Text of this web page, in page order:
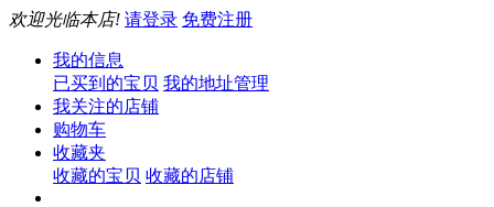
欢迎光临本店! 请登录 免费注册
我的信息
已买到的宝贝 我的地址管理
我关注的店铺
购物车
收藏夹
收藏的宝贝 收藏的店铺